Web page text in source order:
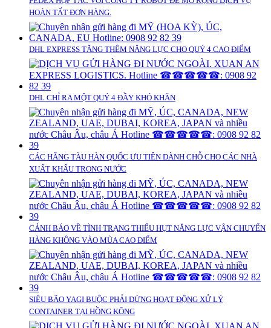
HOÀN TẤT ĐƠN HÀNG.
DHL EXPRESS TĂNG THÊM NĂNG LỰC CHO QUÝ 4 CAO ĐIỂM
DHL CHỈ RA MỘT QUÝ 4 ĐẦY KHÓ KHĂN
CÁC HÃNG TÀU HÀN QUỐC ƯU TIÊN DÀNH CHỖ CHO CÁC NHÀ
XUẤT KHẨU TRONG NƯỚC
CẢNH BÁO VỀ TÌNH TRẠNG THIẾU HỤT NĂNG LỰC VẬN CHUYỂN
HÀNG KHÔNG VÀO MÙA CAO ĐIỂM
SIÊU BÃO YAGI BUỘC PHẢI DỪNG HOẠT ĐỘNG XỬ LÝ
CONTAINER TẠI HỒNG KÔNG